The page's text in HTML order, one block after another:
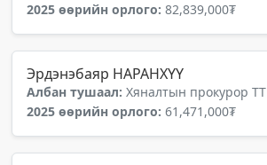
2025 өөрийн орлого: 82,839,000₮
Эрдэнэбаяр НАРАНХҮҮ
Албан тушаал: Хяналтын прокурор ТТ
2025 өөрийн орлого: 61,471,000₮